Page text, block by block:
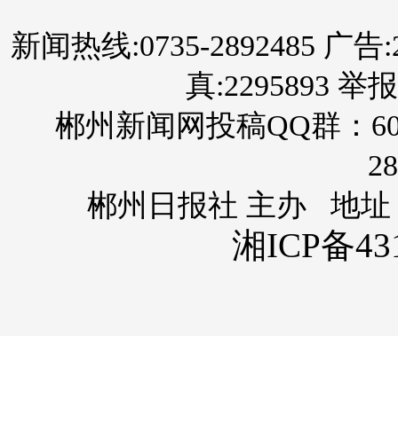
新闻热线:0735-2892485 广告
真:2295893 举
郴州新闻网投稿QQ群：
郴州日报社 主办 地址
湘ICP备